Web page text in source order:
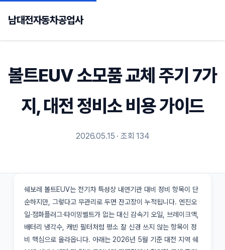
남대전자동차공업사
볼트EUV 소모품 교체 주기 7가
지, 대전 정비소 비용 가이드
2026.05.15 · 조회 134
쉐보레 볼트EUV는 전기차 특성상 내연기관 대비 정비 항목이 단
순하지만, 그렇다고 무관리로 두면 잔고장이 누적됩니다. 엔진오
일·점화플러그·타이밍벨트가 없는 대신 감속기 오일, 브레이크액,
배터리 냉각수, 캐빈 필터처럼 평소 잘 신경 쓰지 않는 항목이 정
비 핵심으로 올라옵니다. 아래는 2026년 5월 기준 대전 지역 쉐